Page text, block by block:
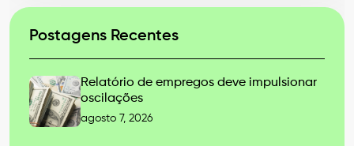
Postagens Recentes
Relatório de empregos deve impulsionar
oscilações
agosto 7, 2026